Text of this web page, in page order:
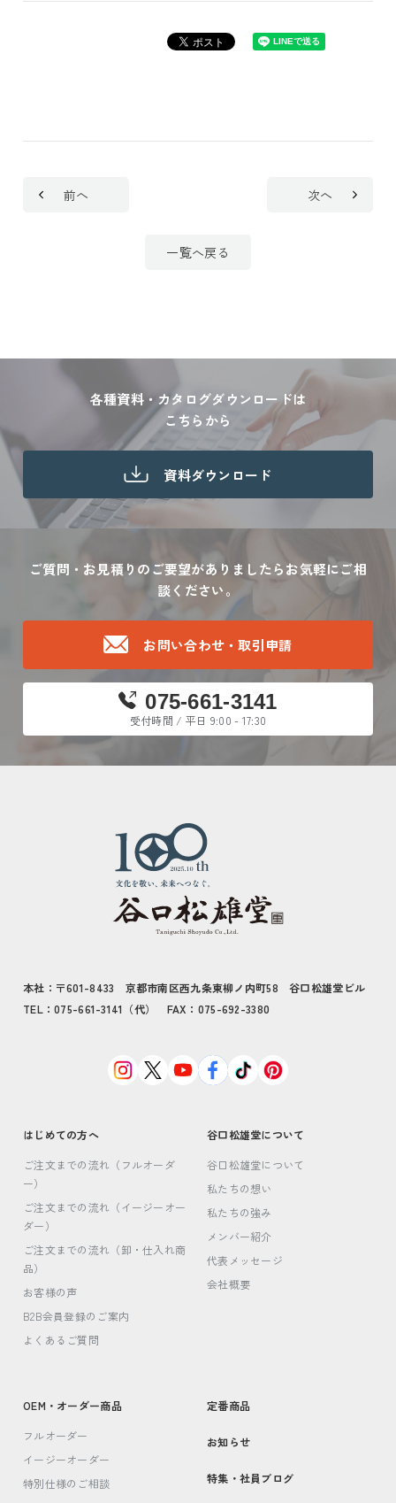
前へ
一覧へ戻る
次へ
各種資料・カタログダウンロードは
こちらから
資料ダウンロード
ご質問・お見積りのご要望がありましたらお気軽にご相
談ください。
お問い合わせ・取引申請
075-661-3141
受付時間 / 平日 9:00 - 17:30
本社：〒601-8433 京都市南区西九条東柳ノ内町58 谷口松雄堂ビル
TEL：075-661-3141（代） FAX：075-692-3380
はじめての方へ
ご注文までの流れ（フルオーダ
ー）
ご注文までの流れ（イージーオー
ダー）
ご注文までの流れ（卸・仕入れ商
品）
お客様の声
B2B会員登録のご案内
よくあるご質問
谷口松雄堂について
谷口松雄堂について
私たちの想い
私たちの強み
メンバー紹介
代表メッセージ
会社概要
OEM・オーダー商品
フルオーダー
イージーオーダー
特別仕様のご相談
定番商品
お知らせ
特集・社員ブログ